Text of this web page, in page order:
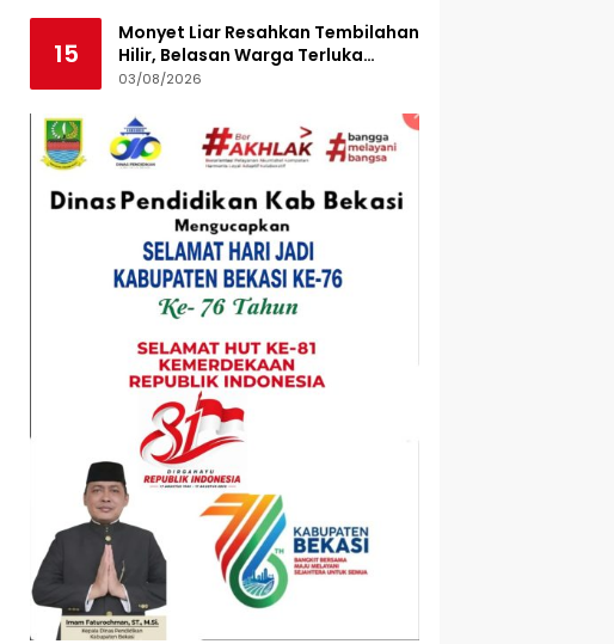
15
Monyet Liar Resahkan Tembilahan
Hilir, Belasan Warga Terluka
Digigit
03/08/2026